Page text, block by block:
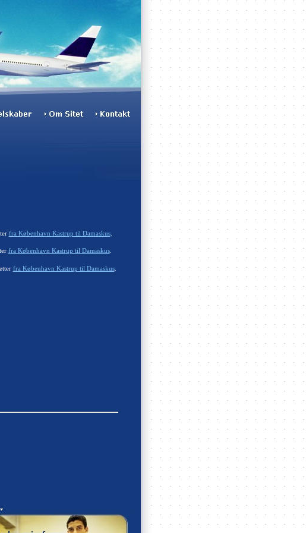
fra København Kastrup til Damaskus.
fra København Kastrup til Damaskus.
fra København Kastrup til Damaskus.